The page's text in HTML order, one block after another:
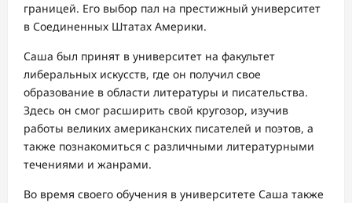
границей. Его выбор пал на престижный университет
в Соединенных Штатах Америки.
Саша был принят в университет на факультет
либеральных искусств, где он получил свое
образование в области литературы и писательства.
Здесь он смог расширить свой кругозор, изучив
работы великих американских писателей и поэтов, а
также познакомиться с различными литературными
течениями и жанрами.
Во время своего обучения в университете Саша также